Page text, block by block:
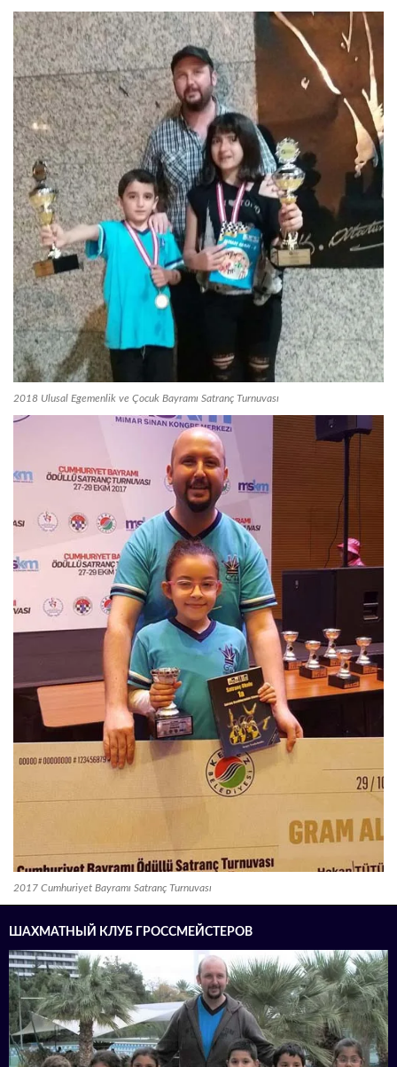
2018 Ulusal Egemenlik ve Çocuk Bayramı Satranç Turnuvası
2017 Cumhuriyet Bayramı Satranç Turnuvası
ШАХМАТНЫЙ КЛУБ ГРОССМЕЙСТЕРОВ